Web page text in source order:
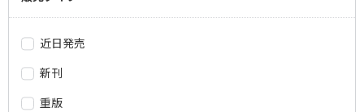
近日発売
新刊
重版